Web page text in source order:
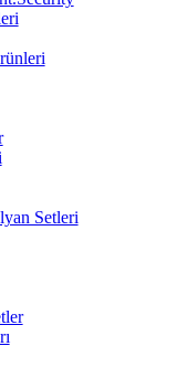
Setleri